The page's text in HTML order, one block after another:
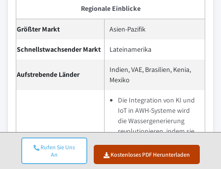
Rufen Sie Uns
An
Kostenloses PDF Herunterladen
Regionale Einblicke
Größter Markt Asien-Pazifik
Schnellstwachsender Markt Lateinamerika
Aufstrebende Länder
Indien, VAE, Brasilien, Kenia,
Mexiko
Die Integration von KI und
IoT in AWH-Systeme wird
die Wassergenerierung
revolutionieren, indem sie
vorausschauende Wartung
und klimabedingte